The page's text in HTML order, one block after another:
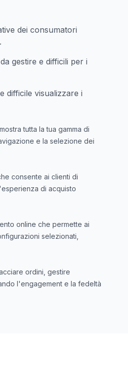
dei consumatori
gestire e difficili per i
difficile visualizzare i
tutta la tua gamma di
e la selezione dei
consente ai clienti di
di acquisto
online che permette ai
selezionati,
ordini, gestire
l'engagement e la fedeltà